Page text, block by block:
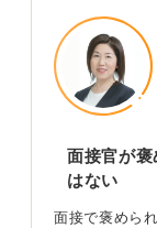
面接官が
はない
面接で褒めら